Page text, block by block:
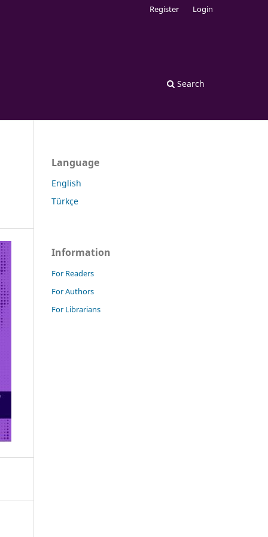
Search
Register Login
Language
English
Türkçe
Information
For Readers
For Authors
For Librarians